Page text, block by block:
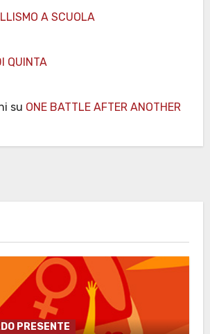
A SCUOLA
QUINTA
su ONE BATTLE AFTER ANOTHER
PRESENTE